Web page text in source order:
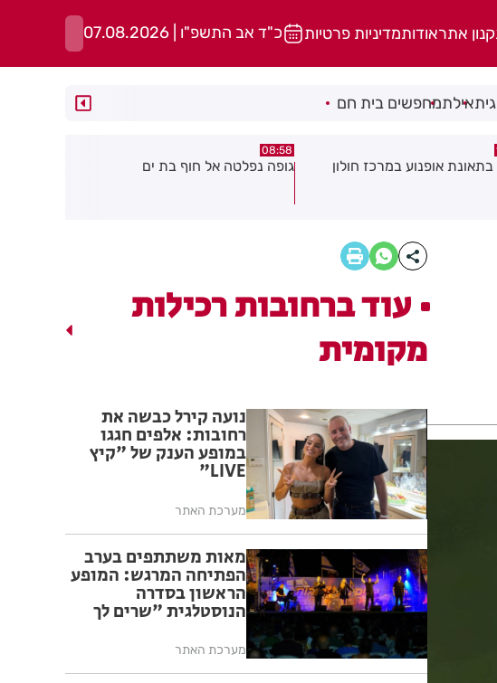
אתראודותמדיניות פרטיות כ"ד אב התשפ"ו | 07.08.2026
אילתמחפשים בית חם
נפלטה אל חוף בת ים
08:29
חשד להצתה בשלושה מוקדים ברמת
עוד ברחובות רכילות
מקומית
נועה קירל כבשה את
רחובות: אלפים חגגו
במופע הענק של "קיץ
LIVE"
מערכת האתר
מאות משתתפים בערב
הפתיחה המרגש: המופע
הראשון בסדרה
הנוסטלגית "שרים לך
ה-17
מערכת האתר